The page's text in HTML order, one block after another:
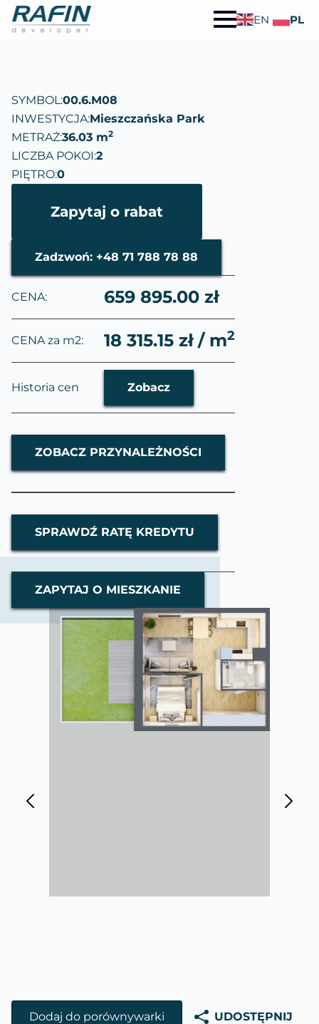
EN PL
SYMBOL:00.6.M08
INWESTYCJA:Mieszczańska Park
METRAŻ:36.03 m2
LICZBA POKOI:2
PIĘTRO:0
Zapytaj o rabat
Zadzwoń: +48 71 788 78 88
CENA: 659 895.00 zł
CENA za m2: 18 315.15 zł / m2
Historia cen Zobacz
ZOBACZ PRZYNALEŻNOŚCI
SPRAWDŹ RATĘ KREDYTU
ZAPYTAJ O MIESZKANIE
Dodaj do porównywarki UDOSTĘPNIJ